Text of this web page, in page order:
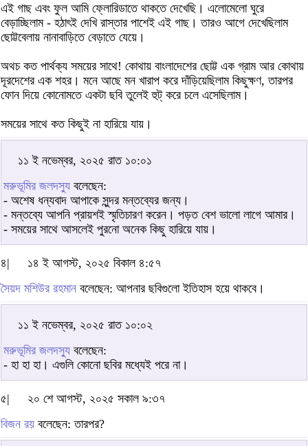
এই গাছ এবং ফুল আমি ফ্লোরিডাতে থাকতে দেখেছি। এলোমেলো ঘুরে
বেড়াচ্ছিলাম - হঠাৎই দেখি রাস্তার পাশেই এই গাছ। তারও আগে দেখেছিলাম
ছোট্টবেলায় নানাবাড়িতে বেড়াতে যেয়ে।
অথচ কত পার্থক্য সময়ের সাথে! কোথায় বাংলাদেশের ছোট্ট এক গ্রাম আর কোথায়
দূরদেশের এক শহর। মনে আছে মন খারাপ করে দাঁড়িয়েছিলাম কিছুক্ষণ, তারপর
ফোন দিয়ে কোনোমতে একটা ছবি তুলেই হুট্ করে চলে এসেছিলাম।
সময়ের সাথে কত কিছুই না হারিয়ে যায়।
১১ ই নভেম্বর, ২০২৫ রাত ১০:০১
মরুভূমির জলদস্যু বলেছেন:
- অশেষ ধন্যবাদ আপাকে সুন্দর মন্তব্যের জন্য।
- মন্তব্যে আপনি প্রায়শই স্মৃতিচারণ করেন। পড়ত বেশ ভালো লাগে আমার।
- সময়ের সাথে আসলেই পুরনো অনেক কিছু হারিয়ে যায়।
৪|
১৪ ই আগস্ট, ২০২৫ বিকাল ৪:৫৭
সৈয়দ মশিউর রহমান বলেছেন: আপনার ছবিগুলো ইতিহাস হয়ে থাকবে।
১১ ই নভেম্বর, ২০২৫ রাত ১০:০২
মরুভূমির জলদস্যু বলেছেন:
- হা হা হা। এগুলি কোনো ছবির মধ্যেই পরে না।
৫|
২০ শে আগস্ট, ২০২৫ সকাল ৯:৩৭
বিজন রয় বলেছেন: তারপর?